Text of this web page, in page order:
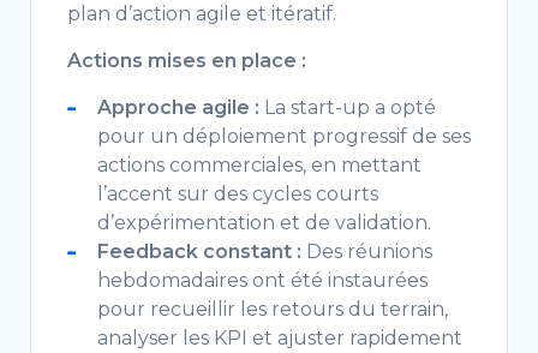
plan d’action agile et itératif.
Actions mises en place :
Approche agile : La start-up a opté
pour un déploiement progressif de ses
actions commerciales, en mettant
l’accent sur des cycles courts
d’expérimentation et de validation.
Feedback constant : Des réunions
hebdomadaires ont été instaurées
pour recueillir les retours du terrain,
analyser les KPI et ajuster rapidement